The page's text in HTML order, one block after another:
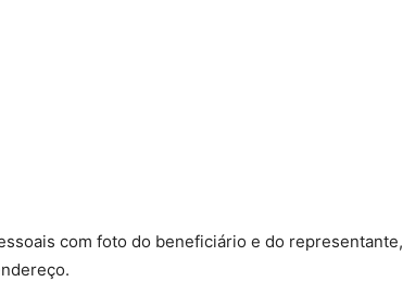
com foto do beneficiário e do representante,